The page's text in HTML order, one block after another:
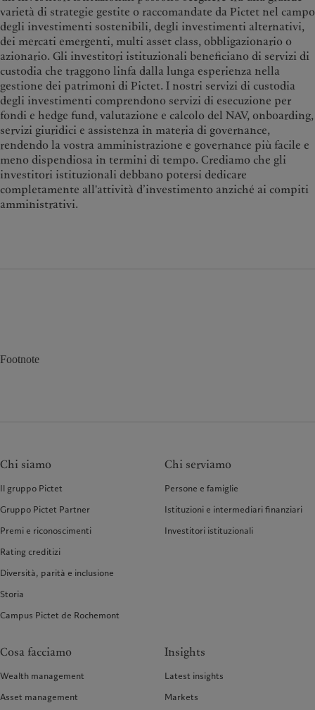
varietà di strategie gestite o raccomandate da Pictet nel campo
degli investimenti sostenibili, degli investimenti alternativi,
dei mercati emergenti, multi asset class, obbligazionario o
azionario. Gli investitori istituzionali beneficiano di servizi di
custodia che traggono linfa dalla lunga esperienza nella
gestione dei patrimoni di Pictet. I nostri servizi di custodia
degli investimenti comprendono servizi di esecuzione per
fondi e hedge fund, valutazione e calcolo del NAV, onboarding,
servizi giuridici e assistenza in materia di governance,
rendendo la vostra amministrazione e governance più facile e
meno dispendiosa in termini di tempo. Crediamo che gli
investitori istituzionali debbano potersi dedicare
completamente all'attività d’investimento anziché ai compiti
amministrativi.
Footnote
Chi siamo
Il gruppo Pictet
Gruppo Pictet Partner
Premi e riconoscimenti
Rating creditizi
Diversità, parità e inclusione
Storia
Campus Pictet de Rochemont
Chi serviamo
Persone e famiglie
Istituzioni e intermediari finanziari
Investitori istituzionali
Cosa facciamo
Wealth management
Asset management
Insights
Latest insights
Markets